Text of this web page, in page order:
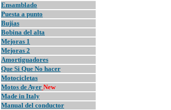
Ensamblado
Puesta a punto
Bujías
Bobina del alta
Mejoras 1
Mejoras 2
Amortiguadores
Que Si Que No hacer
Motocicletas
Motos de Ayer New
Made in Italy
Manual del conductor